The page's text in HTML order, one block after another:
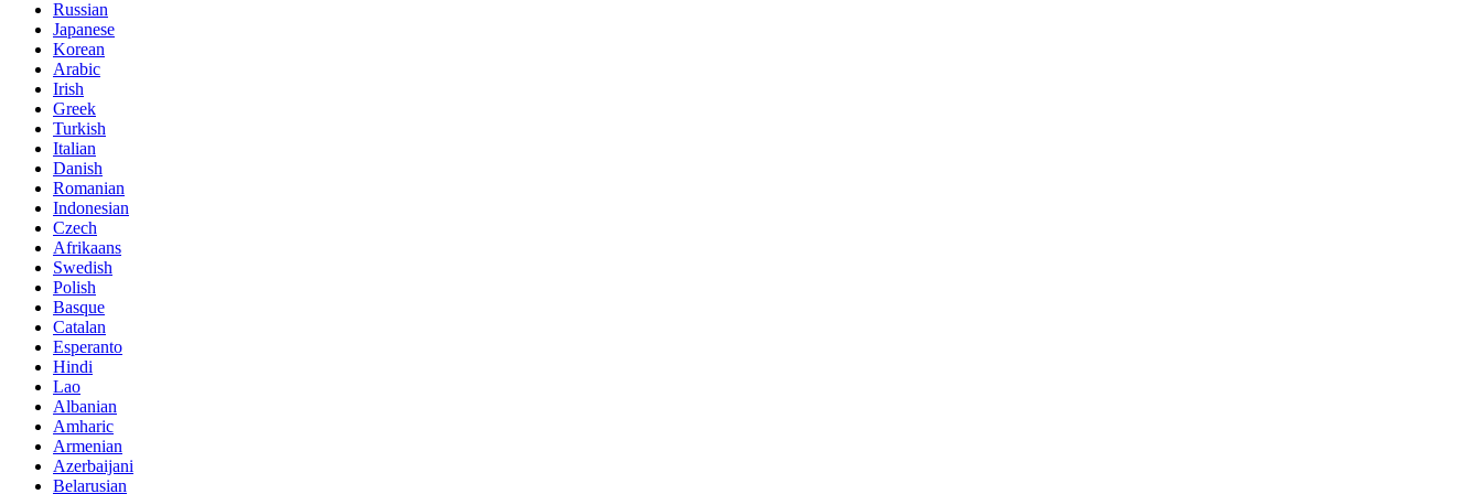
Russian
Japanese
Korean
Arabic
Irish
Greek
Turkish
Italian
Danish
Romanian
Indonesian
Czech
Afrikaans
Swedish
Polish
Basque
Catalan
Esperanto
Hindi
Lao
Albanian
Amharic
Armenian
Azerbaijani
Belarusian